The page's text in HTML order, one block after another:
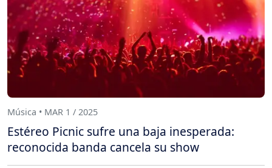
Música • MAR 1 / 2025
Estéreo Picnic sufre una baja inesperada:
reconocida banda cancela su show